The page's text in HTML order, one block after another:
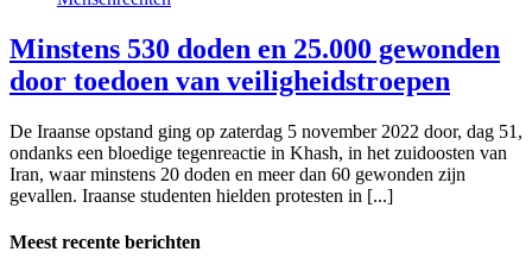
Minstens 530 doden en 25.000 gewonden
door toedoen van veiligheidstroepen
De Iraanse opstand ging op zaterdag 5 november 2022 door, dag 51,
ondanks een bloedige tegenreactie in Khash, in het zuidoosten van
Iran, waar minstens 20 doden en meer dan 60 gewonden zijn
gevallen. Iraanse studenten hielden protesten in [...]
Meest recente berichten